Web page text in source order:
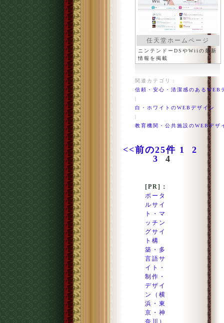
任天堂ホームページ
ニンテンドーDSやWiiの最新
情報を掲載
関連カテゴリ：
信頼・安心・清潔感のあるWEB
|
白・ホワイトのWEBデザイン
|
教育機関・公共施設のWEBデザ
<<前の25件 1
2
3
4
[PR]：
ポータ
ルサイ
ト・マ
ッチン
グサイ
ト構
築・多
言語サ
イト・
制作・
デザイ
ン（横
浜・東
京・神
奈川）